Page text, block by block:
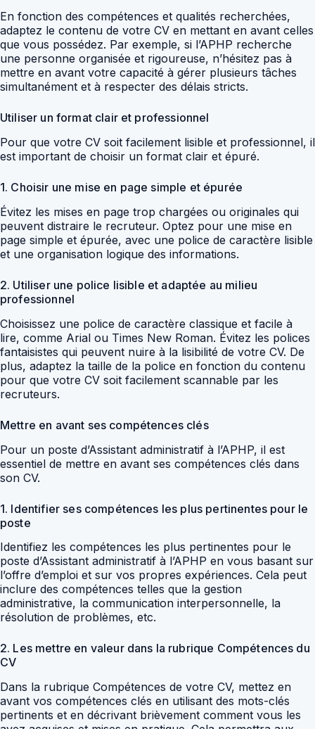
En fonction des compétences et qualités recherchées,
adaptez le contenu de votre CV en mettant en avant celles
que vous possédez. Par exemple, si l’APHP recherche
une personne organisée et rigoureuse, n’hésitez pas à
mettre en avant votre capacité à gérer plusieurs tâches
simultanément et à respecter des délais stricts.
Utiliser un format clair et professionnel
Pour que votre CV soit facilement lisible et professionnel, il
est important de choisir un format clair et épuré.
1. Choisir une mise en page simple et épurée
Évitez les mises en page trop chargées ou originales qui
peuvent distraire le recruteur. Optez pour une mise en
page simple et épurée, avec une police de caractère lisible
et une organisation logique des informations.
2. Utiliser une police lisible et adaptée au milieu
professionnel
Choisissez une police de caractère classique et facile à
lire, comme Arial ou Times New Roman. Évitez les polices
fantaisistes qui peuvent nuire à la lisibilité de votre CV. De
plus, adaptez la taille de la police en fonction du contenu
pour que votre CV soit facilement scannable par les
recruteurs.
Mettre en avant ses compétences clés
Pour un poste d’Assistant administratif à l’APHP, il est
essentiel de mettre en avant ses compétences clés dans
son CV.
1. Identifier ses compétences les plus pertinentes pour le
poste
Identifiez les compétences les plus pertinentes pour le
poste d’Assistant administratif à l’APHP en vous basant sur
l’offre d’emploi et sur vos propres expériences. Cela peut
inclure des compétences telles que la gestion
administrative, la communication interpersonnelle, la
résolution de problèmes, etc.
2. Les mettre en valeur dans la rubrique Compétences du
CV
Dans la rubrique Compétences de votre CV, mettez en
avant vos compétences clés en utilisant des mots-clés
pertinents et en décrivant brièvement comment vous les